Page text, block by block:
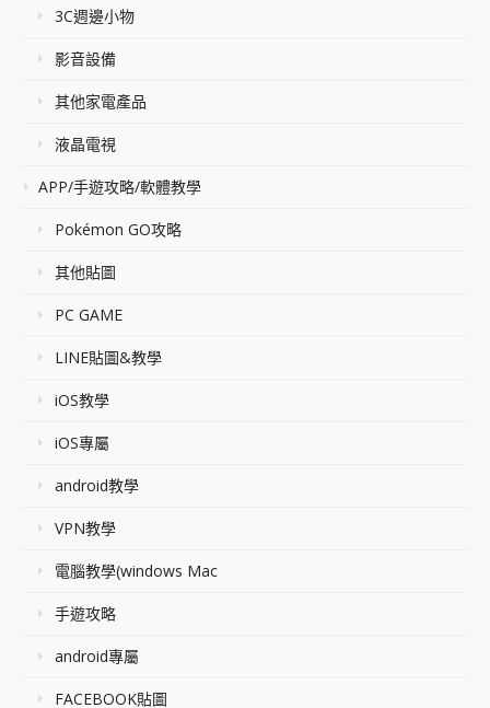
3C週邊小物
影音設備
其他家電產品
液晶電視
APP/手遊攻略/軟體教學
Pokémon GO攻略
其他貼圖
PC GAME
LINE貼圖&教學
iOS教學
iOS專屬
android教學
VPN教學
電腦教學(windows Mac
手遊攻略
android專屬
FACEBOOK貼圖